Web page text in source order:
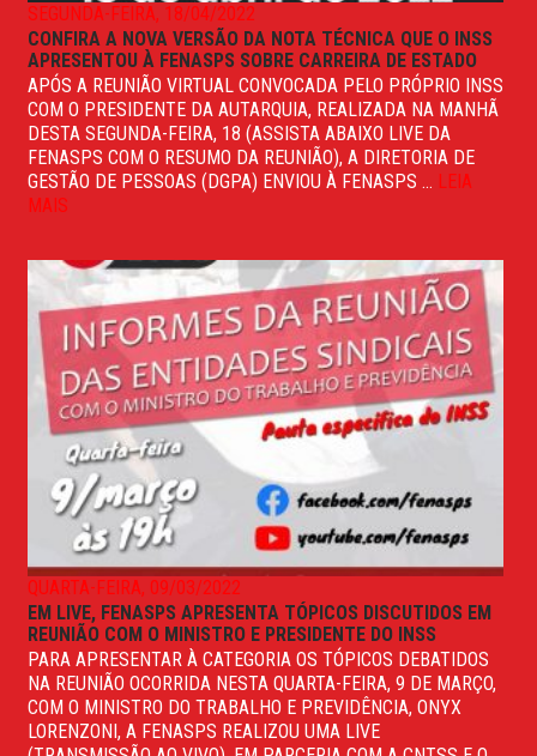
SEGUNDA-FEIRA, 18/04/2022
CONFIRA A NOVA VERSÃO DA NOTA TÉCNICA QUE O INSS
APRESENTOU À FENASPS SOBRE CARREIRA DE ESTADO
APÓS A REUNIÃO VIRTUAL CONVOCADA PELO PRÓPRIO INSS
COM O PRESIDENTE DA AUTARQUIA, REALIZADA NA MANHÃ
DESTA SEGUNDA-FEIRA, 18 (ASSISTA ABAIXO LIVE DA
FENASPS COM O RESUMO DA REUNIÃO), A DIRETORIA DE
GESTÃO DE PESSOAS (DGPA) ENVIOU À FENASPS ... LEIA
MAIS
QUARTA-FEIRA, 09/03/2022
EM LIVE, FENASPS APRESENTA TÓPICOS DISCUTIDOS EM
REUNIÃO COM O MINISTRO E PRESIDENTE DO INSS
PARA APRESENTAR À CATEGORIA OS TÓPICOS DEBATIDOS
NA REUNIÃO OCORRIDA NESTA QUARTA-FEIRA, 9 DE MARÇO,
COM O MINISTRO DO TRABALHO E PREVIDÊNCIA, ONYX
LORENZONI, A FENASPS REALIZOU UMA LIVE